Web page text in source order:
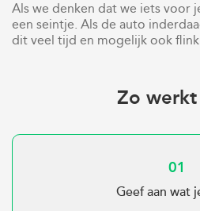
Als we denken dat we iets voor
een seintje. Als de auto
dit veel tijd en mogelijk ook
Zo
01
Geef aan wat